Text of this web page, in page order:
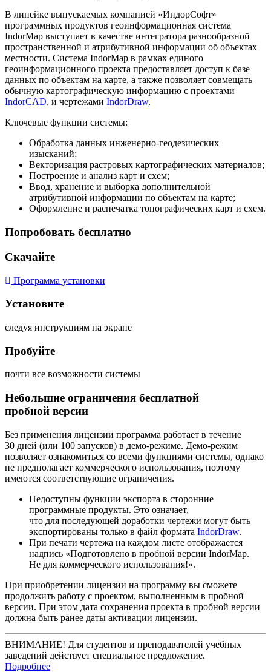
В линейке выпускаемых компанией «ИндорСофт»
программных продуктов геоинформационная система
IndorMap выступает в качестве интегратора разнообразной
пространственной и атрибутивной информации об объектах
местности. Система IndorMap в рамках единого
геоинформационного проекта предоставляет доступ к базе
данных по объектам на карте, а также позволяет совмещать
обычную картографическую информацию с проектами
IndorCAD, и чертежами IndorDraw.
Ключевые функции системы:
Обработка данных инженерно-геодезических
изысканий;
Векторизация растровых картографических материалов;
Построение и анализ карт и схем;
Ввод, хранение и выборка дополнительной
атрибутивной информации по объектам на карте;
Оформление и распечатка топографических карт и схем.
Попробовать бесплатно
Скачайте
Программа установки
Установите
следуя инструкциям на экране
Пробуйте
почти все возможности системы
Небольшие ограничения бесплатной
пробной версии
Без применения лицензии программа работает в течение
30 дней (или 100 запусков) в демо-режиме. Демо-режим
позволяет ознакомиться со всеми функциями системы, однако
не предполагает коммерческого использования, поэтому
имеются соответствующие ограничения.
Недоступны функции экспорта в сторонние
программные продукты. Это означает,
что для последующей доработки чертежи могут быть
экспортированы только в файл формата IndorDraw.
При печати чертежа на каждом листе отображается
надпись «Подготовлено в пробной версии IndorMap.
Не для коммерческого использования!».
При приобретении лицензии на программу вы сможете
продолжить работу с проектом, выполненным в пробной
версии. При этом дата сохранения проекта в пробной версии
должна быть ранее даты активации лицензии.
ВНИМАНИЕ! Для студентов и преподавателей учебных
заведений действует специальное предложение.
Подробнее